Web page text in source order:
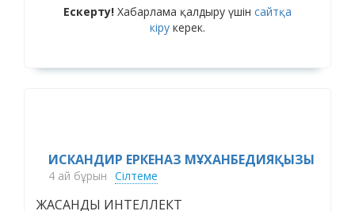
Ескерту! Хабарлама қалдыру үшін сайтқа
кіру керек.
ИСКАНДИР ЕРКЕНАЗ МҰХАНБЕДИЯҚЫЗЫ
4 ай бұрын Сілтеме
ЖАСАНДЫ ИНТЕЛЛЕКТ